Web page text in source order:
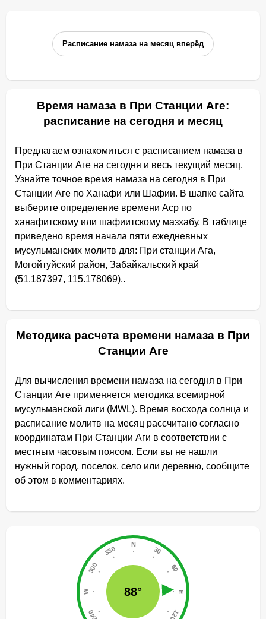
Расписание намаза на месяц вперёд
Время намаза в При Станции Аге:
расписание на сегодня и месяц
Предлагаем ознакомиться с расписанием намаза в
При Станции Аге на сегодня и весь текущий месяц.
Узнайте точное время намаза на сегодня в При
Станции Аге по Ханафи или Шафии. В шапке сайта
выберите определение времени Аср по
ханафитскому или шафиитскому мазхабу. В таблице
приведено время начала пяти ежедневных
мусульманских молитв для: При станции Ага,
Могойтуйский район, Забайкальский край
(51.187397, 115.178069)..
Методика расчета времени намаза в При
Станции Аге
Для вычисления времени намаза на сегодня в При
Станции Аге применяется методика всемирной
мусульманской лиги (MWL). Время восхода солнца и
расписание молитв на месяц рассчитано согласно
координатам При Станции Аги в соответствии с
местным часовым поясом. Если вы не нашли
нужный город, поселок, село или деревню, сообщите
об этом в комментариях.
88°